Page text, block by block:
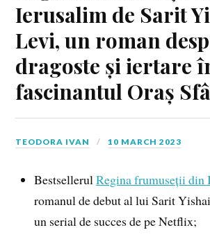
Ierusalim de Sarit
Levi, un roman
dragoste și iertare
fascinantul Oraș
TEODORA IVAN 10 MARCH 2023
BestsellerulRegina frumuseții din
romanul de debut al lui Sarit
un serial de succes de pe Netflix;